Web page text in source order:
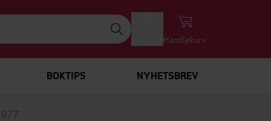
Handlekurv
BOKTIPS NYHETSBREV